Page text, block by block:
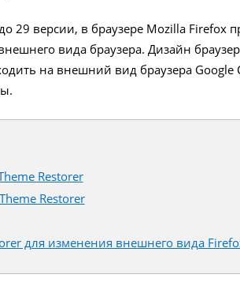
29 версии, в браузере Mozilla Firefox
вида браузера. Дизайн
на внешний вид браузера Google
Restorer
Restorer
для изменения внешнего вида